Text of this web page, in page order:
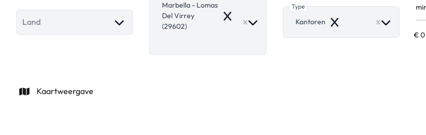
Land
Marbella - Lomas
Del Virrey
(29602)
Remove
Type
Kantoren Remove
Kaartweergave